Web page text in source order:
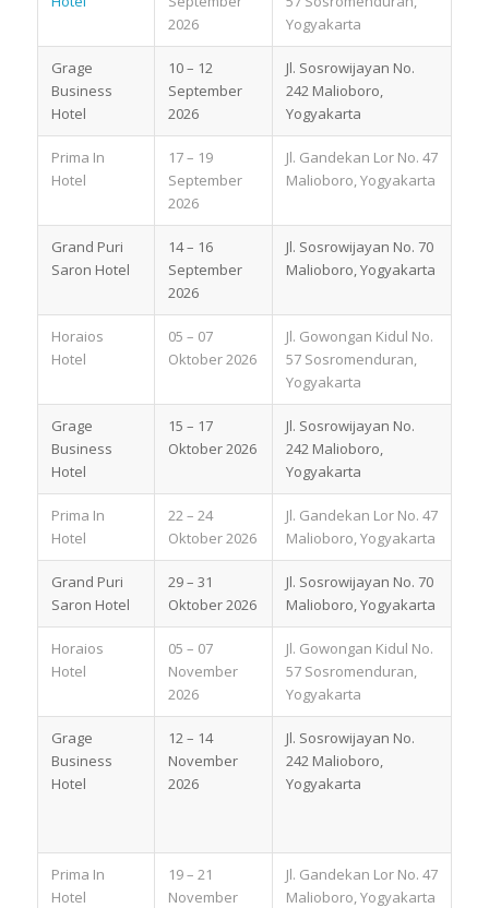
2026
Yogyakarta
Grage
Business
Hotel
10 – 12
September
2026
Jl. Sosrowijayan No.
242 Malioboro,
Yogyakarta
Prima In
Hotel
17 – 19
September
2026
Jl. Gandekan Lor No. 47
Malioboro, Yogyakarta
Grand Puri
Saron Hotel
14 – 16
September
2026
Jl. Sosrowijayan No. 70
Malioboro, Yogyakarta
Horaios
Hotel
05 – 07
Oktober 2026
Jl. Gowongan Kidul No.
57 Sosromenduran,
Yogyakarta
Grage
Business
Hotel
15 – 17
Oktober 2026
Jl. Sosrowijayan No.
242 Malioboro,
Yogyakarta
Prima In
Hotel
22 – 24
Oktober 2026
Jl. Gandekan Lor No. 47
Malioboro, Yogyakarta
Grand Puri
Saron Hotel
29 – 31
Oktober 2026
Jl. Sosrowijayan No. 70
Malioboro, Yogyakarta
Horaios
Hotel
05 – 07
November
2026
Jl. Gowongan Kidul No.
57 Sosromenduran,
Yogyakarta
Grage
Business
Hotel
12 – 14
November
2026
Jl. Sosrowijayan No.
242 Malioboro,
Yogyakarta
Prima In
Hotel
19 – 21
November
Jl. Gandekan Lor No. 47
Malioboro, Yogyakarta